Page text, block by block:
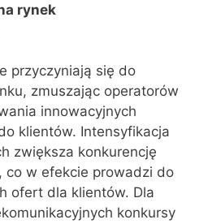
rynek
przyczyniają się do
zmuszając operatorów
innowacyjnych
klientów. Intensyfikacja
zwiększa konkurencję
co w efekcie prowadzi do
ofert dla klientów. Dla
konkursy